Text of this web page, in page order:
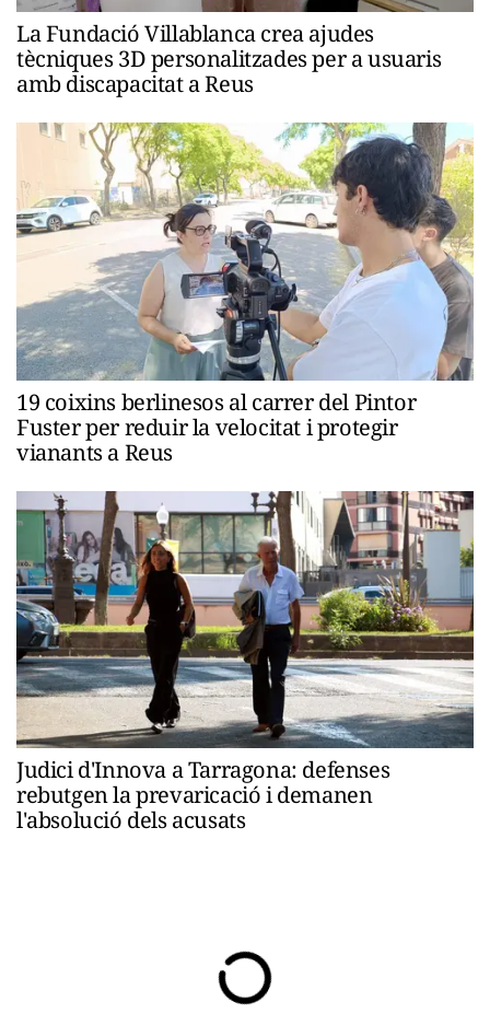
La Fundació Villablanca crea ajudes
tècniques 3D personalitzades per a usuaris
amb discapacitat a Reus
19 coixins berlinesos al carrer del Pintor
Fuster per reduir la velocitat i protegir
vianants a Reus
Judici d'Innova a Tarragona: defenses
rebutgen la prevaricació i demanen
l'absolució dels acusats